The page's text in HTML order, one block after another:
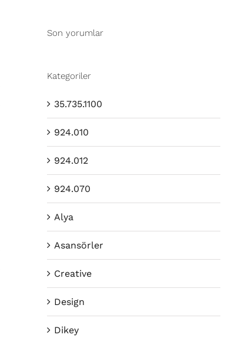
Son yorumlar
Kategoriler
35.735.1100
924.010
924.012
924.070
Alya
Asansörler
Creative
Design
Dikey